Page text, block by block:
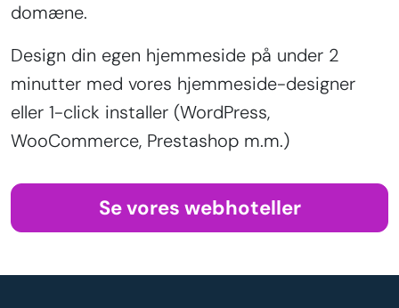
domæne.
Design din egen hjemmeside på under 2
minutter med vores hjemmeside-designer
eller 1-click installer (WordPress,
WooCommerce, Prestashop m.m.)
Se vores webhoteller